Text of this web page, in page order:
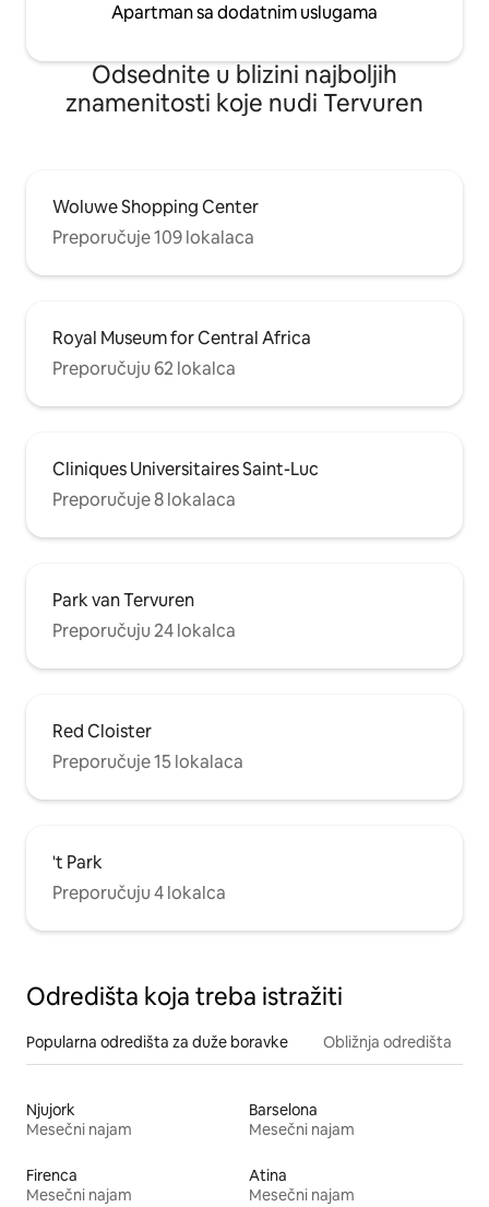
Apartman sa dodatnim uslugama
Odsednite u blizini najboljih
znamenitosti koje nudi Tervuren
Woluwe Shopping Center
Preporučuje 109 lokalaca
Royal Museum for Central Africa
Preporučuju 62 lokalca
Cliniques Universitaires Saint-Luc
Preporučuje 8 lokalaca
Park van Tervuren
Preporučuju 24 lokalca
Red Cloister
Preporučuje 15 lokalaca
't Park
Preporučuju 4 lokalca
Odredišta koja treba istražiti
Popularna odredišta za duže boravke Obližnja odredišta
Njujork
Mesečni najam
Barselona
Mesečni najam
Firenca
Mesečni najam
Atina
Mesečni najam